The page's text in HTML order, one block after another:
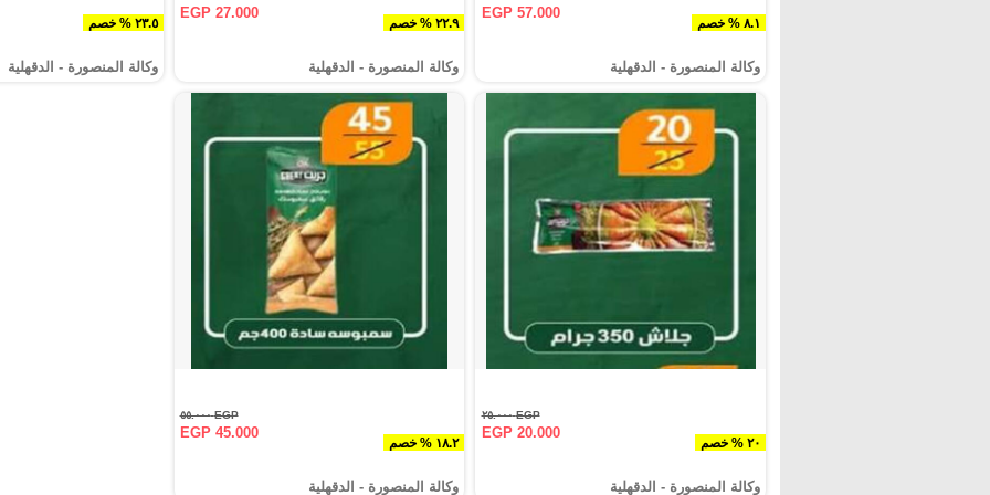
٨.١ % خصم
EGP 57.000
وكالة المنصورة - الدقهلية‎
٢٢.٩ % خصم
EGP 27.000
وكالة المنصورة - الدقهلية‎
٢٣.٥ % خصم
وكالة المنصورة - الدقهلية‎
٢٠ % خصم
EGP ٢٥.٠٠٠
EGP 20.000
وكالة المنصورة - الدقهلية‎
١٨.٢ % خصم
EGP ٥٥.٠٠٠
EGP 45.000
وكالة المنصورة - الدقهلية‎